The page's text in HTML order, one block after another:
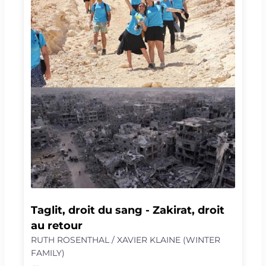
expressive et inventive. Portés incertains et
balancés fragiles pourraient bien être les
promesses d’une amitié à toute épreuve !
Taglit, droit du sang - Zakirat, droit
au retour
RUTH ROSENTHAL / XAVIER KLAINE (WINTER
FAMILY)